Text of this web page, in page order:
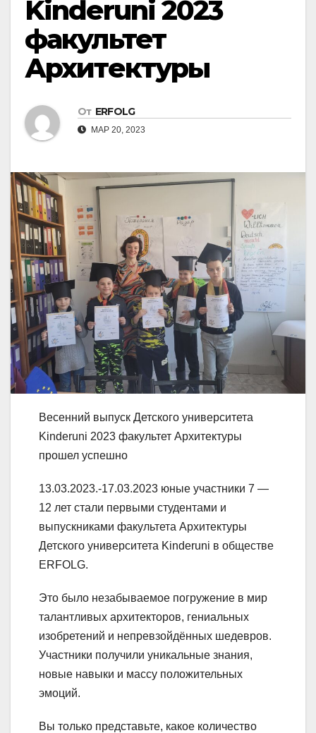
Kinderuni 2023
факультет
Архитектуры
От ERFOLG
МАР 20, 2023
Весенний выпуск Детского университета
Kinderuni 2023 факультет Архитектуры
прошел успешно
13.03.2023.-17.03.2023 юные участники 7 —
12 лет стали первыми студентами и
выпускниками факультета Архитектуры
Детского университета Kinderuni в обществе
ERFOLG.
Это было незабываемое погружение в мир
талантливых архитекторов, гениальных
изобретений и непревзойдённых шедевров.
Участники получили уникальные знания,
новые навыки и массу положительных
эмоций.
Вы только представьте, какое количество